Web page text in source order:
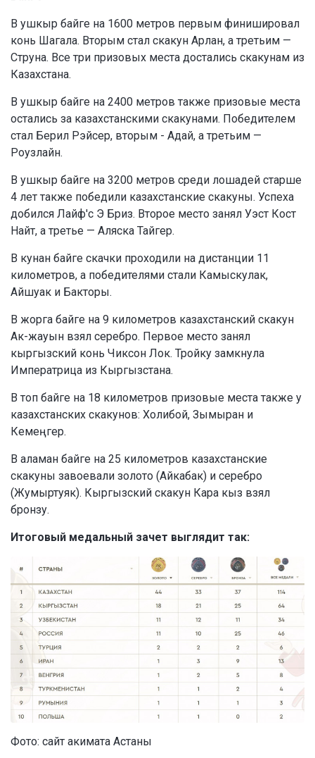
В ушкыр байге на 1600 метров первым финишировал
конь Шагала. Вторым стал скакун Арлан, а третьим —
Струна. Все три призовых места достались скакунам из
Казахстана.
В ушкыр байге на 2400 метров также призовые места
остались за казахстанскими скакунами. Победителем
стал Берил Рэйсер, вторым - Адай, а третьим —
Роузлайн.
В ушкыр байге на 3200 метров среди лошадей старше
4 лет также победили казахстанские скакуны. Успеха
добился Лайф'с Э Бриз. Второе место занял Уэст Кост
Найт, а третье — Аляска Тайгер.
В кунан байге скачки проходили на дистанции 11
километров, а победителями стали Камыскулак,
Айшуак и Бакторы.
В жорга байге на 9 километров казахстанский скакун
Ак-жауын взял серебро. Первое место занял
кыргызский конь Чиксон Лок. Тройку замкнула
Императрица из Кыргызстана.
В топ байге на 18 километров призовые места также у
казахстанских скакунов: Холибой, Зымыран и
Кемеңгер.
В аламан байге на 25 километров казахстанские
скакуны завоевали золото (Айкабак) и серебро
(Жумыртуяк). Кыргызский скакун Кара кыз взял
бронзу.
Итоговый медальный зачет выглядит так:
Фото: сайт акимата Астаны